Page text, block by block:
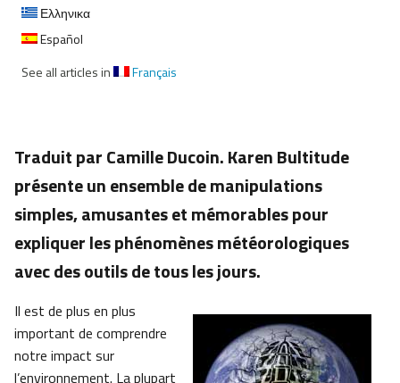
Ελληνικα
Español
See all articles in
Français
Traduit par Camille Ducoin. Karen Bultitude
présente un ensemble de manipulations
simples, amusantes et mémorables pour
expliquer les phénomènes météorologiques
avec des outils de tous les jours.
Il est de plus en plus
important de comprendre
notre impact sur
l’environnement. La plupart